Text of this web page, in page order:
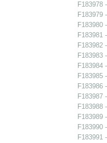
F183978
F183979
F183980
F183981
F183982
F183983
F183984
F183985
F183986
F183987
F183988
F183989
F183990
F183991